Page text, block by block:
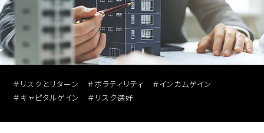
＃リスクとリターン ＃ボラティリティ
＃インカムゲイン
＃キャピタルゲイン
＃リスク選好
区分マンション投資のプロフェッショナル戦略
マーケットレポート・コラム
セミナー動画アーカイブ